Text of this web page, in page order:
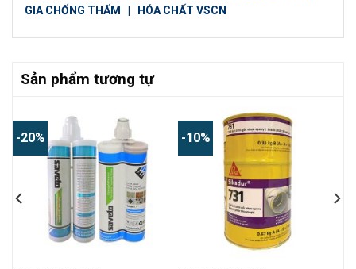
GIA CHỐNG THẤM
HÓA CHẤT VSCN
Sản phẩm tương tự
-20% -10%